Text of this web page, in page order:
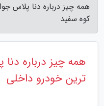
همه چیز درباره دنا پلاس
کوه سفید
همه چیز درباره دنا
ترین خودرو داخلی